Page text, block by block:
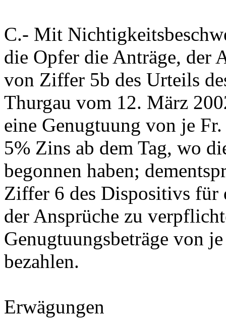
C.- Mit
die Opfer die Anträge, der
von Ziffer 5b des Urteils
Thurgau vom 12. März
eine Genugtuung von je
5% Zins ab dem Tag, wo
begonnen haben;
Ziffer 6 des Dispositivs
der Ansprüche zu
Genugtuungsbeträge von
bezahlen.
Erwägungen